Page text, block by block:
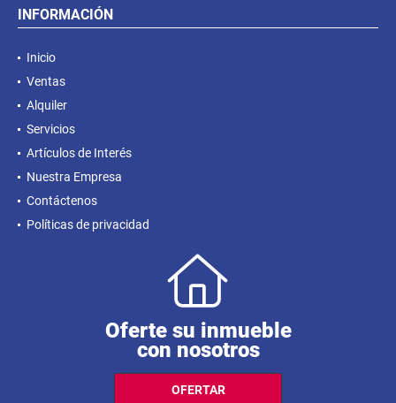
INFORMACIÓN
Inicio
Ventas
Alquiler
Servicios
Artículos de Interés
Nuestra Empresa
Contáctenos
Políticas de privacidad
Oferte su inmueble
con nosotros
OFERTAR